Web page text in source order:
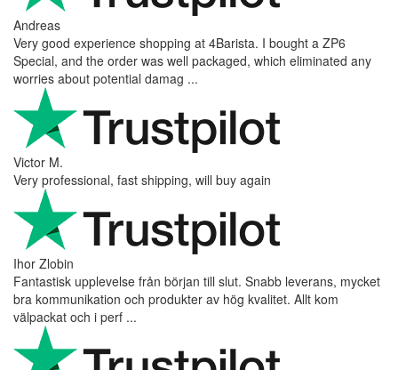
Andreas
Very good experience shopping at 4Barista. I bought a ZP6
Special, and the order was well packaged, which eliminated any
worries about potential damag ...
Victor M.
Very professional, fast shipping, will buy again
Ihor Zlobin
Fantastisk upplevelse från början till slut. Snabb leverans, mycket
bra kommunikation och produkter av hög kvalitet. Allt kom
välpackat och i perf ...